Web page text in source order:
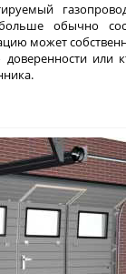
обычно
может
доверенности или